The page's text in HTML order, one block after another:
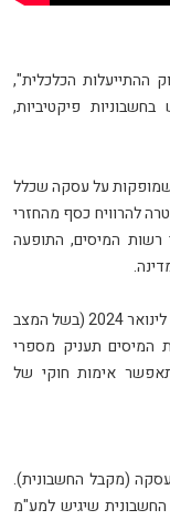
"חוק ההתייעלות הכלכלית",
פיקטיביות,
שמופקות על עסקה שכלל
להרוויח כסף מהחזרי
רשות המיסים, התופעה
.
נקבע שהחל מה-1 לינואר 2024 (בשל המצב
תחילת האכיפה ל-5.5.24), רשות המיסים תעניק מספרי
אימות חוקי של
(מקבל החשבונית).
שיגיש למע"מ